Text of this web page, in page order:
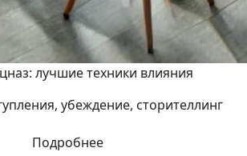
лучшие техники влияния
убеждение, сторителлинг
Подробнее